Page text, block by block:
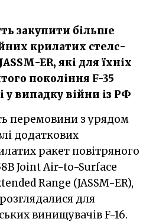
закупити більше
крилатих стелс-
ER, які для їхніх
покоління F-35
у випадку війни із РФ
додаткових
ракет повітряного
Joint Air-to-Surface
Range (JASSM-ER),
для
винищувачів F-16.